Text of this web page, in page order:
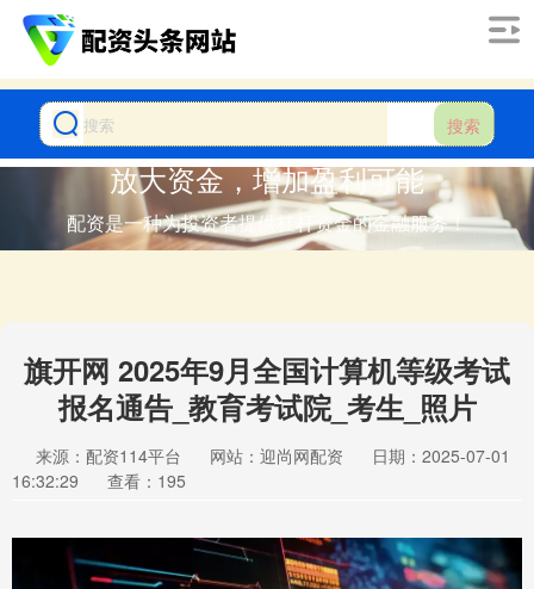
搜索
放大资金，增加盈利可能
配资是一种为投资者提供杠杆资金的金融服务！
旗开网 2025年9月全国计算机等级考试
报名通告_教育考试院_考生_照片
来源：配资114平台 网站：迎尚网配资
日期：2025-07-01
16:32:29
查看：195